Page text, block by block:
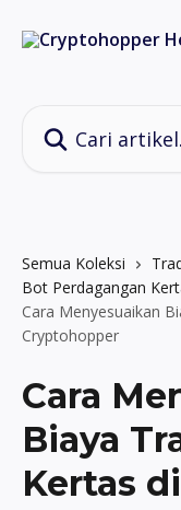
Semua Koleksi
Bot Perdagangan
Cara Menyesuaikan
Cryptohopper
Cara
Biaya
Kertas